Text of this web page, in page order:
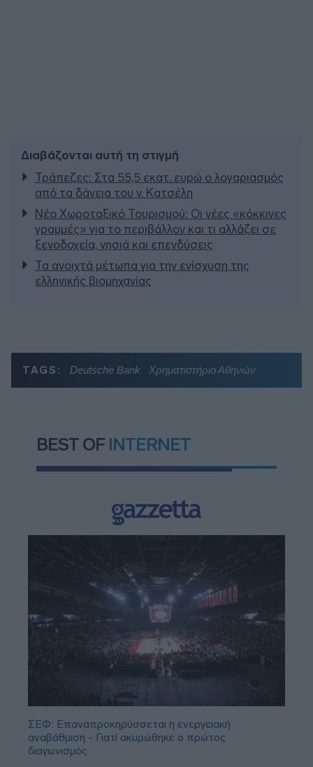
Διαβάζονται αυτή τη στιγμή
Τράπεζες: Στα 55,5 εκατ. ευρώ ο λογαριασμός
από τα δάνεια του ν. Κατσέλη
Νέο Χωροταξικό Τουρισμού: Οι νέες «κόκκινες
γραμμές» για το περιβάλλον και τι αλλάζει σε
ξενοδοχεία, νησιά και επενδύσεις
Τα ανοιχτά μέτωπα για την ενίσχυση της
ελληνικής βιομηχανίας
TAGS: Deutsche Bank Χρηματιστήριο Αθηνών
BEST OF INTERNET
ΣΕΦ: Επαναπροκηρύσσεται η ενεργειακή
αναβάθμιση - Γιατί ακυρώθηκε ο πρώτος
διαγωνισμός